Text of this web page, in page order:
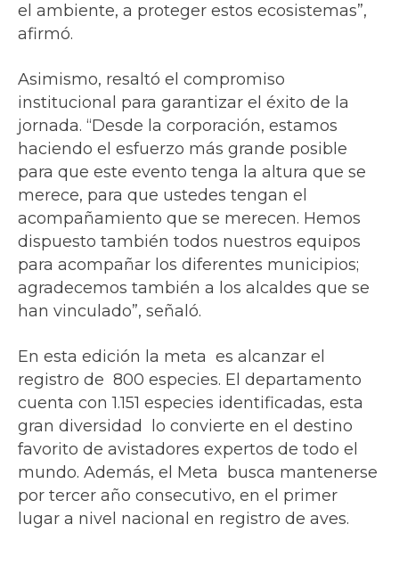
el ambiente, a proteger estos ecosistemas”,
afirmó.
Asimismo, resaltó el compromiso
institucional para garantizar el éxito de la
jornada. “Desde la corporación, estamos
haciendo el esfuerzo más grande posible
para que este evento tenga la altura que se
merece, para que ustedes tengan el
acompañamiento que se merecen. Hemos
dispuesto también todos nuestros equipos
para acompañar los diferentes municipios;
agradecemos también a los alcaldes que se
han vinculado”, señaló.
En esta edición la meta es alcanzar el
registro de 800 especies. El departamento
cuenta con 1.151 especies identificadas, esta
gran diversidad lo convierte en el destino
favorito de avistadores expertos de todo el
mundo. Además, el Meta busca mantenerse
por tercer año consecutivo, en el primer
lugar a nivel nacional en registro de aves.